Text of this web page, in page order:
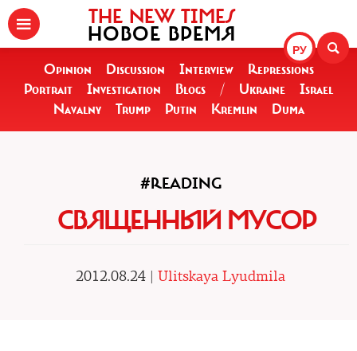
РУ
THE NEW TIMES
НОВОЕ ВРЕМЯ
Opinion Discussion Interview
Repressions
Portrait
Investigation Blogs / Ukraine
Israel
Navalny
Trump Putin Kremlin Duma
#READING
СВЯЩЕННЫЙ МУСОР
2012.08.24 | Ulitskaya Lyudmila